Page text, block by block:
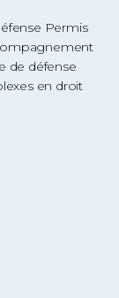
Permis
de défense
en droit